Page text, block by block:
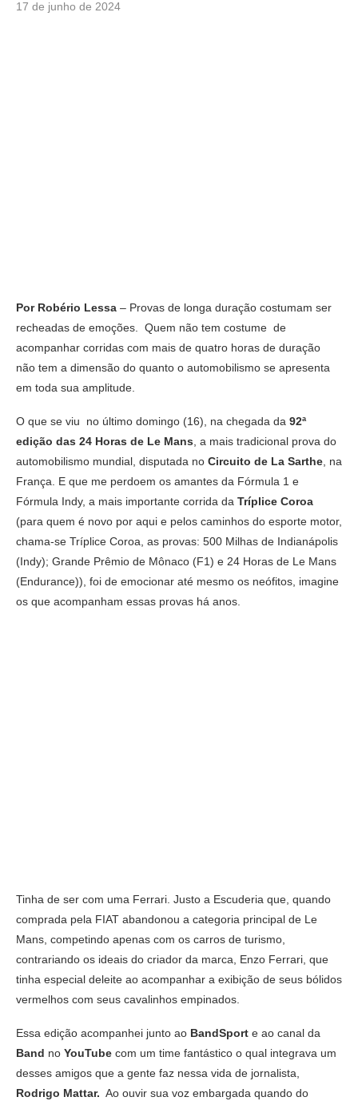
17 de junho de 2024
Por Robério Lessa – Provas de longa duração costumam ser
recheadas de emoções. Quem não tem costume de
acompanhar corridas com mais de quatro horas de duração
não tem a dimensão do quanto o automobilismo se apresenta
em toda sua amplitude.
O que se viu no último domingo (16), na chegada da 92ª
edição das 24 Horas de Le Mans , a mais tradicional prova do
automobilismo mundial, disputada no Circuito de La Sarthe , na
França. E que me perdoem os amantes da Fórmula 1 e
Fórmula Indy, a mais importante corrida da Tríplice Coroa
(para quem é novo por aqui e pelos caminhos do esporte motor,
chama-se Tríplice Coroa, as provas: 500 Milhas de Indianápolis
(Indy); Grande Prêmio de Mônaco (F1) e 24 Horas de Le Mans
(Endurance)), foi de emocionar até mesmo os neófitos, imagine
os que acompanham essas provas há anos.
Tinha de ser com uma Ferrari. Justo a Escuderia que, quando
comprada pela FIAT abandonou a categoria principal de Le
Mans, competindo apenas com os carros de turismo,
contrariando os ideais do criador da marca, Enzo Ferrari, que
tinha especial deleite ao acompanhar a exibição de seus bólidos
vermelhos com seus cavalinhos empinados.
Essa edição acompanhei junto ao BandSport e ao canal da
Band no YouTube com um time fantástico o qual integrava um
desses amigos que a gente faz nessa vida de jornalista,
Rodrigo Mattar. Ao ouvir sua voz embargada quando do